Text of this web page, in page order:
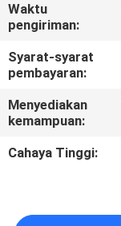
HUBUNGI
KAMI
BERITA
KASUS
Waktu
pengiriman:
Syarat-syarat
pembayaran:
Menyediakan
kemampuan:
Cahaya Tinggi: